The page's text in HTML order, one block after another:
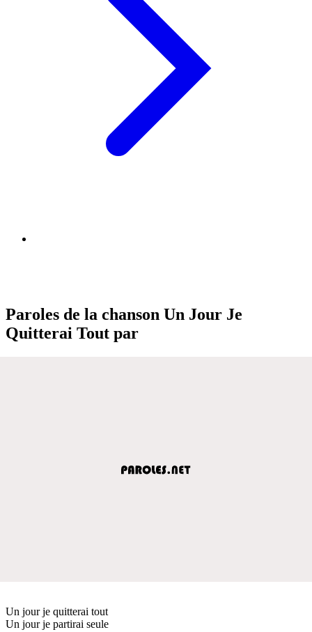
Paroles de la chanson Un Jour Je
Quitterai Tout par
Un jour je quitterai tout
Un jour je partirai seule